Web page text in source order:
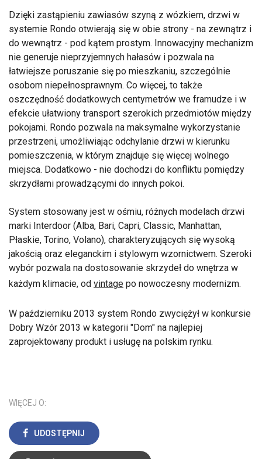
Dzięki zastąpieniu zawiasów szyną z wózkiem, drzwi w
systemie Rondo otwierają się w obie strony - na zewnątrz i
do wewnątrz - pod kątem prostym. Innowacyjny mechanizm
nie generuje nieprzyjemnych hałasów i pozwala na
łatwiejsze poruszanie się po mieszkaniu, szczególnie
osobom niepełnosprawnym. Co więcej, to także
oszczędność dodatkowych centymetrów we framudze i w
efekcie ułatwiony transport szerokich przedmiotów między
pokojami. Rondo pozwala na maksymalne wykorzystanie
przestrzeni, umożliwiając odchylanie drzwi w kierunku
pomieszczenia, w którym znajduje się więcej wolnego
miejsca. Dodatkowo - nie dochodzi do konfliktu pomiędzy
skrzydłami prowadzącymi do innych pokoi.
System stosowany jest w ośmiu, różnych modelach drzwi
marki Interdoor (Alba, Bari, Capri, Classic, Manhattan,
Płaskie, Torino, Volano), charakteryzujących się wysoką
jakością oraz eleganckim i stylowym wzornictwem. Szeroki
wybór pozwala na dostosowanie skrzydeł do wnętrza w
każdym klimacie, od vintage po nowoczesny modernizm.
W październiku 2013 system Rondo zwyciężył w konkursie
Dobry Wzór 2013 w kategorii "Dom" na najlepiej
zaprojektowany produkt i usługę na polskim rynku.
WIĘCEJ O:
UDOSTĘPNIJ